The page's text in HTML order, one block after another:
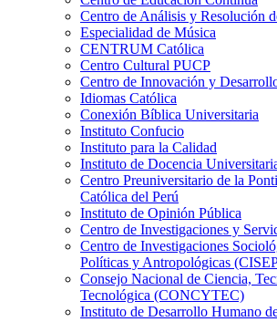
Centro de Análisis y Resolución
Especialidad de Música
CENTRUM Católica
Centro Cultural PUCP
Centro de Innovación y
Idiomas Católica
Conexión Bíblica Universitaria
Instituto Confucio
Instituto para la Calidad
Instituto de Docencia
Centro Preuniversitario de la
Católica del Perú
Instituto de Opinión Pública
Centro de Investigaciones y
Centro de Investigaciones
Políticas y Antropológicas
Consejo Nacional de Ciencia,
Tecnológica (CONCYTEC)
Instituto de Desarrollo Humano